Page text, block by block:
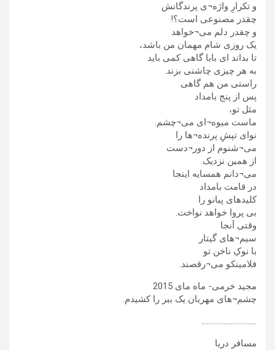
و تکرارِ واژه¬ی پرندگانش
چقدر مصنوعی است؟!
و چقدر دلم می¬خواهد
یک روزی شام مهمان من باشد،
تا بداند ای بابا گاهی کمی باید
به هر چیزی چاشنی بزند.
راستی من هم گاهی
پس از پنج بامداد
مثل تو،
ماست میوه¬ای می¬چشم.
نوای تپشِ پرنده¬ها را
می¬شنوم از دور¬دست
از همین نزدیک.
می¬دانم همسایه اینجا
در قامت بامداد
کلیدهای پیانو را
بی پروا خواهد نواخت.
وقتی آنجا
سیم¬های گیتار
با نوکِ ناخن تو
فلامینکو می¬رقصند.
مجید خرمی- ماه مای 2015
چشم¬های مهربان یک ببر را کشیدم.
…………………………
مسافر دریا